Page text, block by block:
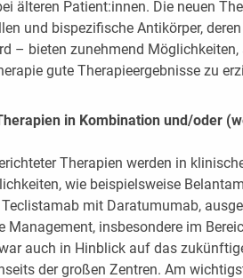
älteren Patient:innen. Die neuen
und bispezifische Antikörper,
– bieten zunehmend Möglichkeiten,
gute Therapieergebnisse zu
in Kombination und/oder
Therapien werden in
wie beispielsweise
mit Daratumumab,
Management, insbesondere im
auch in Hinblick auf das
der großen Zentren. Am